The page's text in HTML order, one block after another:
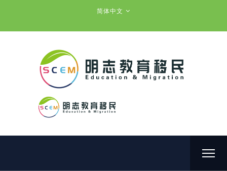
简体中文